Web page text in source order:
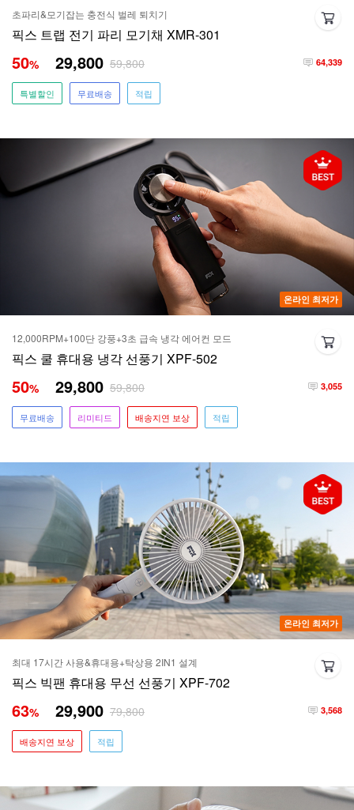
초파리&모기잡는 충전식 벌레 퇴치기
픽스 트랩 전기 파리 모기채 XMR-301
64,339
50% 29,800 59,800
특별할인 무료배송 적립
온라인 최저가
12,000RPM+100단 강풍+3초 급속 냉각 에어컨 모드
픽스 쿨 휴대용 냉각 선풍기 XPF-502
3,055
50% 29,800 59,800
무료배송 리미티드 배송지연 보상 적립
온라인 최저가
최대 17시간 사용&휴대용+탁상용 2IN1 설계
픽스 빅팬 휴대용 무선 선풍기 XPF-702
3,568
63% 29,900 79,800
배송지연 보상 적립